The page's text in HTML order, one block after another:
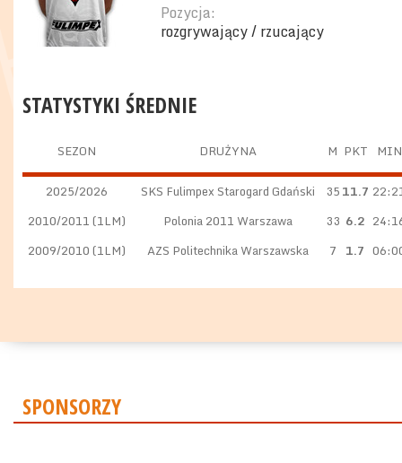
Pozycja:
rozgrywający / rzucający
STATYSTYKI ŚREDNIE
SEZON DRUŻYNA M PKT MIN
2025/2026 SKS Fulimpex Starogard Gdański 3511.7
2010/2011 (1LM)
Polonia 2011 Warszawa 33 6.2
2009/2010 (1LM)
AZS Politechnika Warszawska 7 1.7
SPONSORZY